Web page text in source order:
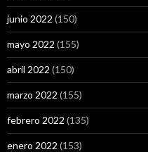
junio 2022 (150)
mayo 2022 (155)
abril 2022 (150)
marzo 2022 (155)
febrero 2022 (135)
enero 2022 (153)